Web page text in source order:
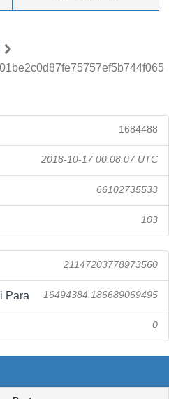
1684488
2018-10-17 00:08:07 UTC
66102735533
103
21147203778973560
Para 16494384.186689069495
0